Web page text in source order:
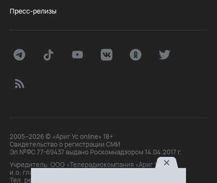
Пресс-релизы
2005–2026 © «Ариг Ус online» 18+
Свидетельство о регистрации СМИ
Эл №ФС 77-69437 выдано Роскомнадзором 14.04.2017 г.
Учредитель: ООО «Телерадиокомпания «Ариг Ус»,
и.о. главного редактора: Маханова О.Б.
Тел. peдakции: +7(3012)21-30-14,